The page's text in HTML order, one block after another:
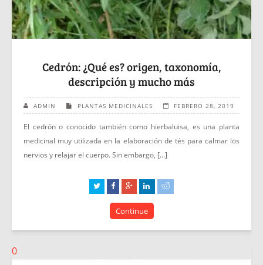
Cedrón: ¿Qué es? origen, taxonomía,
descripción y mucho más
ADMIN PLANTAS MEDICINALES FEBRERO 28, 2019
El cedrón o conocido también como hierbaluisa, es una planta
medicinal muy utilizada en la elaboración de tés para calmar los
nervios y relajar el cuerpo. Sin embargo, [...]
Continue
0